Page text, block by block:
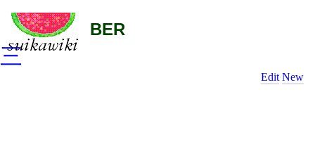
BER
Edit New
三